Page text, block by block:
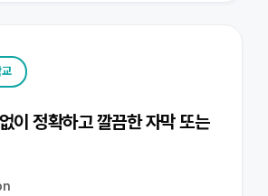
이 정확하고 깔끔한 자막 또는